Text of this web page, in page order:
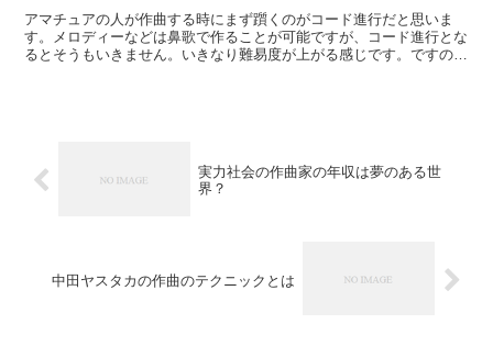
アマチュアの人が作曲する時にまず躓くのがコード進行だと思いま
す。メロディーなどは鼻歌で作ることが可能ですが、コード進行とな
るとそうもいきません。いきなり難易度が上がる感じです。ですの
実力社会の作曲家の年収は夢のある世
界？
中田ヤスタカの作曲のテクニックとは